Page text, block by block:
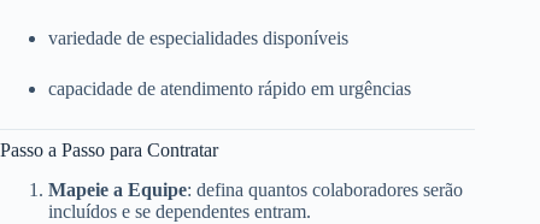
variedade de especialidades disponíveis
capacidade de atendimento rápido em urgências
Passo a Passo para Contratar
Mapeie a Equipe: defina quantos colaboradores serão
incluídos e se dependentes entram.